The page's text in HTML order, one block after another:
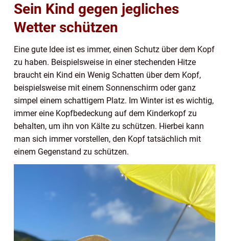
Sein Kind gegen jegliches
Wetter schützen
Eine gute Idee ist es immer, einen Schutz über dem Kopf
zu haben. Beispielsweise in einer stechenden Hitze
braucht ein Kind ein Wenig Schatten über dem Kopf,
beispielsweise mit einem Sonnenschirm oder ganz
simpel einem schattigem Platz. Im Winter ist es wichtig,
immer eine Kopfbedeckung auf dem Kinderkopf zu
behalten, um ihn von Kälte zu schützen. Hierbei kann
man sich immer vorstellen, den Kopf tatsächlich mit
einem Gegenstand zu schützen.